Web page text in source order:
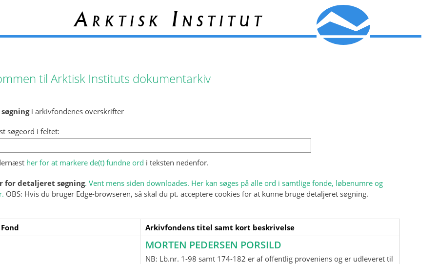
Arktisk Institut
til Arktisk Instituts dokumentarkiv
i arkivfondenes overskrifter
søgeord i feltet:
her for at markere de(t) fundne ord i teksten nedenfor.
for detaljeret søgning. Vent mens siden downloades. Her kan søges på alle ord i samtlige fonde, løbenumre og
OBS: Hvis du bruger Edge-browseren, så skal du pt. acceptere cookies for at kunne bruge detaljeret søgning.
Arkivfondens titel samt kort beskrivelse
MORTEN PEDERSEN PORSILD
NB: Lb.nr. 1-98 samt 174-182 er af offentlig proveniens og er udleveret til